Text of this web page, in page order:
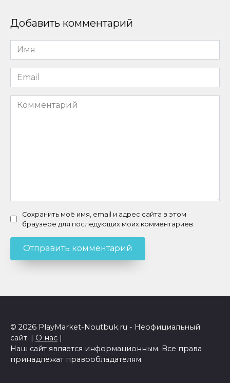
Добавить комментарий
Имя
*
Email
*
Комментарий
Сохранить моё имя, email и адрес сайта в этом
браузере для последующих моих комментариев.
© 2026 PlayMarket-Noutbuk.ru - Неофициальный
сайт. | О нас |
Наш сайт является информационным. Все права
принадлежат правообладателям.